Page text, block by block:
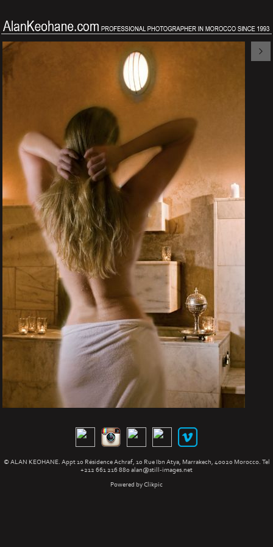
© ALAN KEOHANE. Appt 10 Résidence Achraf, 10 Rue Ibn Atya, Marrakech, 40020 Morocco. Tel
+212 661 216 880 alan@still-images.net
Powered byClikpic